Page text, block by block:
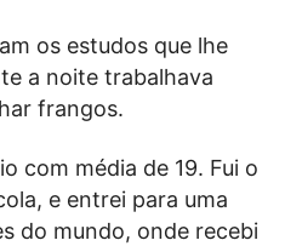
os estudos que lhe
a noite trabalhava
frangos.
com média de 19. Fui o
e entrei para uma
do mundo, onde recebi